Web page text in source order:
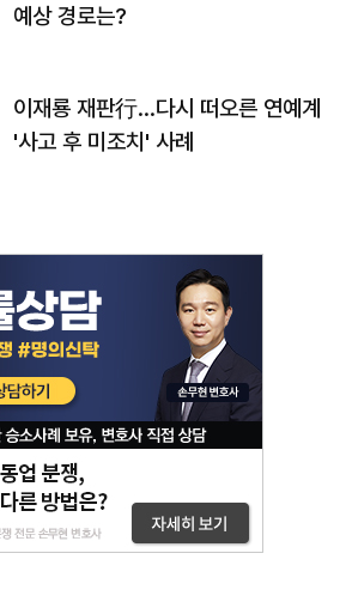
예상 경로는?
이재룡 재판行…다시 떠오른 연예계
'사고 후 미조치' 사례